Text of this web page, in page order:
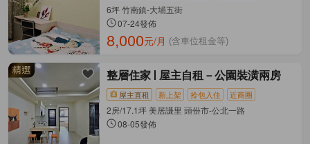
6坪 竹南鎮-大埔五街
07-24發佈
8,000元/月 (含車位租金等)
整層住家 屋主自租－公園裝潢兩房
屋主直租 新上架 拎包入住 近商圈
2房/17.1坪 美居謙里 頭份市-公北一路
08-05發佈